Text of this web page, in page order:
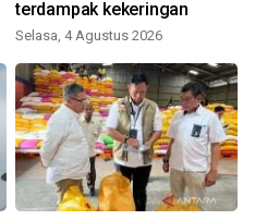
terdampak kekeringan
Selasa, 4 Agustus 2026